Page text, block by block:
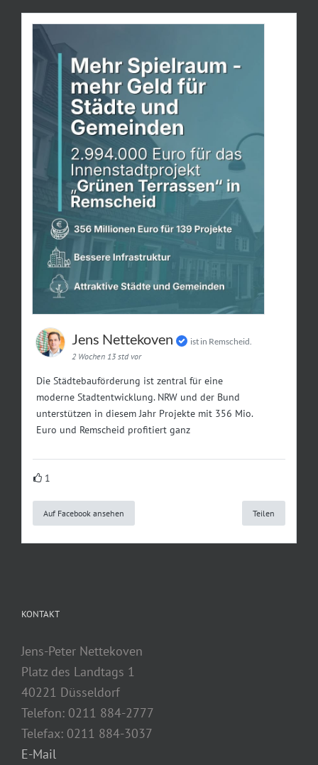
Jens Nettekoven
ist in Remscheid.
2 Wochen 13 std vor
Die Städtebauförderung ist zentral für eine
moderne Stadtentwicklung. NRW und der Bund
unterstützen in diesem Jahr Projekte mit 356 Mio.
Euro und Remscheid profitiert ganz
1
Auf Facebook ansehen Teilen
KONTAKT
Jens-Peter Nettekoven
Platz des Landtags 1
40221 Düsseldorf
Telefon: 0211 884-2777
Telefax: 0211 884-3037
E-Mail